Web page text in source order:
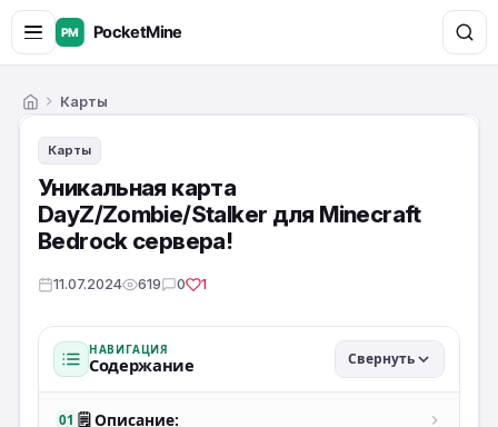
ГлавнаяКарты
Карты
Уникальная карта
DayZ/Zombie/Stalker для Minecraft
Bedrock сервера!
11.07.2024 619 0 1
НАВИГАЦИЯ
Содержание Свернуть
01 🗒 Описание: